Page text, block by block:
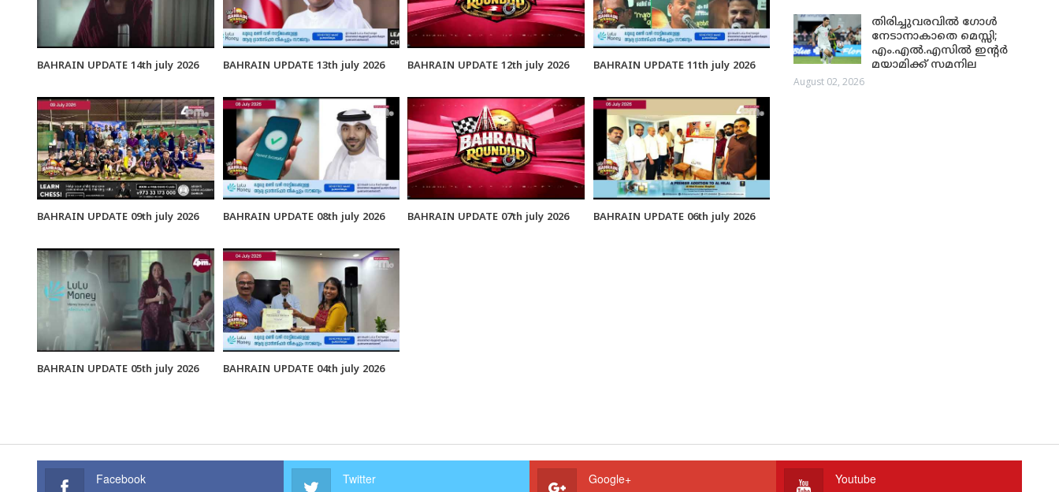
BAHRAIN UPDATE 14th july 2026 BAHRAIN UPDATE 13th july 2026 BAHRAIN UPDATE 12th july 2026 BAHRAIN UPDATE 11th july 2026
BAHRAIN UPDATE 09th july 2026 BAHRAIN UPDATE 08th july 2026 BAHRAIN UPDATE 07th july 2026 BAHRAIN UPDATE 06th july 2026
BAHRAIN UPDATE 05th july 2026 BAHRAIN UPDATE 04th july 2026
തിരിച്ചുവരവിൽ ഗോൾ
നേടാനാകാതെ മെസ്സി;
എം.എൽ.എസിൽ ഇന്റർ
മയാമിക്ക് സമനില
August 02, 2026
Facebook Twitter Google+ Youtube